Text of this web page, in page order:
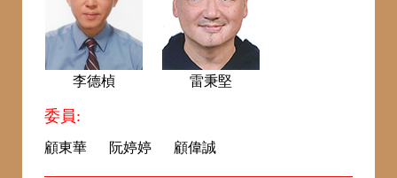
李德楨 雷秉堅
委員:
顧東華 阮婷婷 顧偉誠